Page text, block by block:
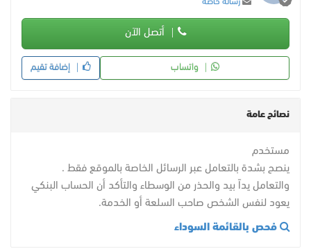
رسالة خاصة
أتصل الآن
واتساب إضافة تقيم
نصائح عامة
مستخدم
ينصح بشدة بالتعامل عبر الرسائل الخاصة بالموقع فقط .
والتعامل يداً بيد والحذر من الوسطاء والتأكد أن الحساب البنكي
يعود لنفس الشخص صاحب السلعة أو الخدمة.
فحص بالقائمة السوداء